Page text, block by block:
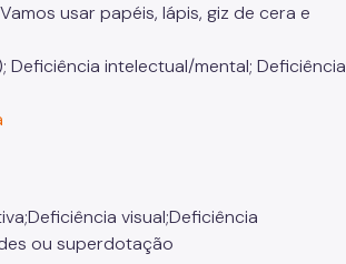
usar papéis, lápis, giz de cera e
Deficiência intelectual/mental; Deficiência
visual;Deficiência
ou superdotação